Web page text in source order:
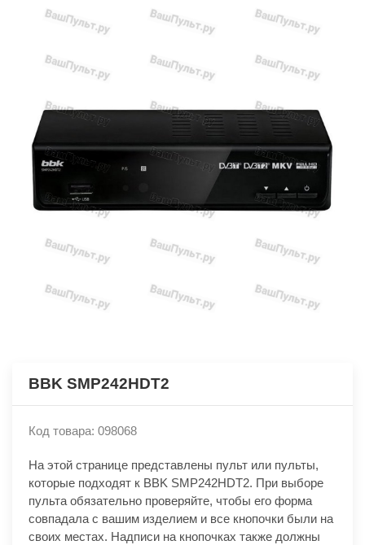
BBK SMP242HDT2
Код товара: 098068
На этой странице представлены пульт или пульты,
которые подходят к BBK SMP242HDT2. При выборе
пульта обязательно проверяйте, чтобы его форма
совпадала с вашим изделием и все кнопочки были на
своих местах. Надписи на кнопочках также должны